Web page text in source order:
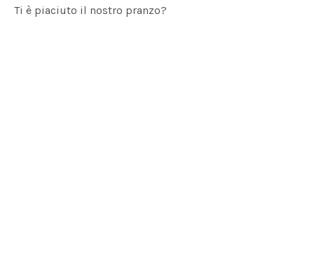
Ti è piaciuto il nostro pranzo?